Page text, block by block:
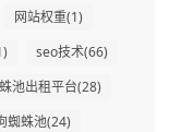
网站权重(1)
seo技术(66)
池出租平台(28)
蜘蛛池(24)